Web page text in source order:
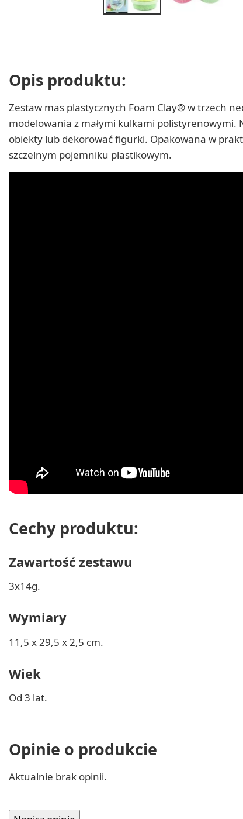
Opis produktu:
Zestaw mas plastycznych Foam Clay® w trzech
modelowania z małymi kulkami polistyrenowymi.
obiekty lub dekorować figurki. Opakowana w
szczelnym pojemniku plastikowym.
Cechy produktu:
Zawartość zestawu
3x14g.
Wymiary
11,5 x 29,5 x 2,5 cm.
Wiek
Od 3 lat.
Opinie o produkcie
Aktualnie brak opinii.